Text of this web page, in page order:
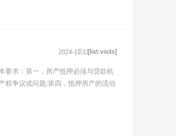
要求：第一，房产抵押必须与贷款机
权争议或问题;第四，抵押房产的流动
2024-12-11[list:visits]